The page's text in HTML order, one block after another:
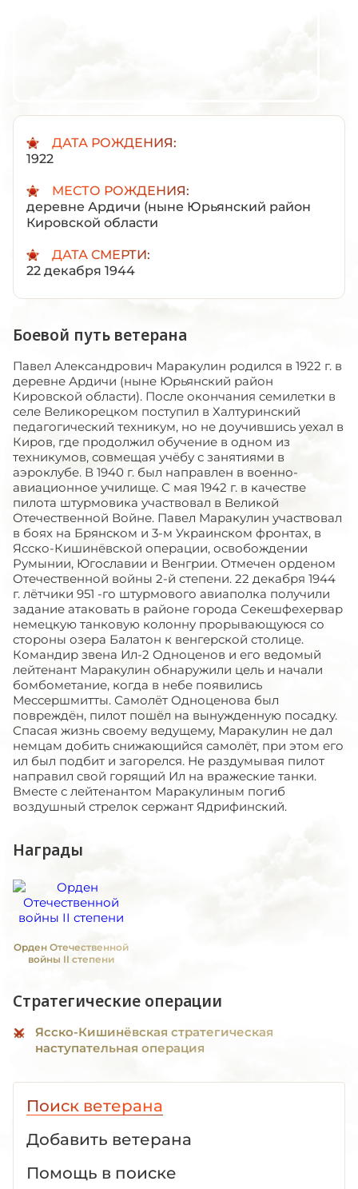
ДАТА РОЖДЕНИЯ:
1922
МЕСТО РОЖДЕНИЯ:
деревне Ардичи (ныне Юрьянский район
Кировской области
ДАТА СМЕРТИ:
22 декабря 1944
Боевой путь ветерана
Павел Александрович Маракулин родился в 1922 г. в
деревне Ардичи (ныне Юрьянский район
Кировской области). После окончания семилетки в
селе Великорецком поступил в Халтуринский
педагогический техникум, но не доучившись уехал в
Киров, где продолжил обучение в одном из
техникумов, совмещая учёбу с занятиями в
аэроклубе. В 1940 г. был направлен в военно-
авиационное училище. С мая 1942 г. в качестве
пилота штурмовика участвовал в Великой
Отечественной Войне. Павел Маракулин участвовал
в боях на Брянском и 3-м Украинском фронтах, в
Ясско-Кишинёвской операции, освобождении
Румынии, Югославии и Венгрии. Отмечен орденом
Отечественной войны 2-й степени. 22 декабря 1944
г. лётчики 951 -го штурмового авиаполка получили
задание атаковать в районе города Секешфехервар
немецкую танковую колонну прорывающуюся со
стороны озера Балатон к венгерской столице.
Командир звена Ил-2 Одноценов и его ведомый
лейтенант Маракулин обнаружили цель и начали
бомбометание, когда в небе появились
Мессершмитты. Самолёт Одноценова был
повреждён, пилот пошёл на вынужденную посадку.
Спасая жизнь своему ведущему, Маракулин не дал
немцам добить снижающийся самолёт, при этом его
ил был подбит и загорелся. Не раздумывая пилот
направил свой горящий Ил на вражеские танки.
Вместе с лейтенантом Маракулиным погиб
воздушный стрелок сержант Ядрифинский.
Награды
Орден Отечественной
войны II степени
Стратегические операции
Ясско-Кишинёвская стратегическая
наступательная операция
Поиск ветерана
Добавить ветерана
Помощь в поиске